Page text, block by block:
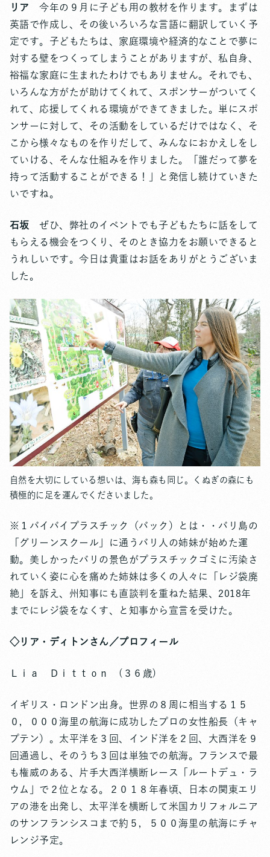
リア
今年の９月に子ども用の教材を作ります。まずは
英語で作成し、その後いろいろな言語に翻訳していく予
定です。子どもたちは、家庭環境や経済的なことで夢に
対する壁をつくってしまうことがありますが、私自身、
裕福な家庭に生まれたわけでもありません。それでも、
いろんな方がたが助けてくれて、スポンサーがついてく
れて、応援してくれる環境ができてきました。単にスポ
ンサーに対して、その活動をしているだけではなく、そ
こから様々なものを作りだして、みんなにおかえしをし
ていける、そんな仕組みを作りました。「誰だって夢を
持って活動することができる！」と発信し続けていきた
いですね。
石坂
ぜひ、弊社のイベントでも子どもたちに話をして
もらえる機会をつくり、そのとき協力をお願いできると
うれしいです。今日は貴重はお話をありがとうございま
した。
自然を大切にしている想いは、海も森も同じ。くぬぎの森にも
積極的に足を運んでくださいました。
※１バイバイプラスチック（バック）とは・・バリ島の
「グリーンスクール」に通うバリ人の姉妹が始めた運
動。美しかったバリの景色がプラスチックゴミに汚染さ
れていく姿に心を痛めた姉妹は多くの人々に「レジ袋廃
絶」を訴え、州知事にも直談判を重ねた結果、2018年
までにレジ袋をなくす、と知事から宣言を受けた。
◇リア・ディトンさん／プロフィール
Ｌｉａ Ｄｉｔｔｏｎ (３６歳)
イギリス・ロンドン出身。世界の８周に相当する１５
０，０００海里の航海に成功したプロの女性船長（キャ
プテン）。太平洋を３回、インド洋を２回、大西洋を９
回通過し、そのうち３回は単独での航海。フランスで最
も権威のある、片手大西洋横断レース「ルートデュ・ラ
ウム」で２位となる。２０１８年春頃、日本の関東エリ
アの港を出発し、太平洋を横断して米国カリフォルニア
のサンフランシスコまで約５，５００海里の航海にチャ
レンジ予定。